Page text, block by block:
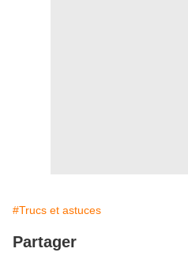
#Trucs et astuces
Partager